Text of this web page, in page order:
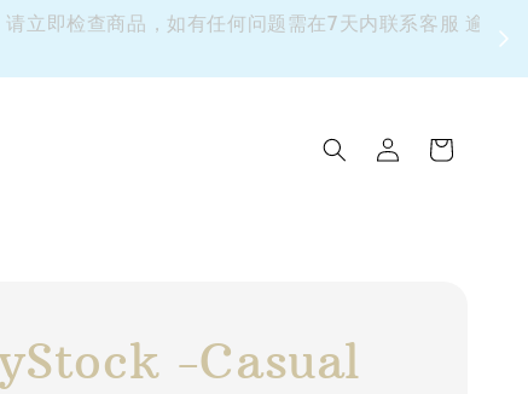
即检查商品，如有任何问题需在7天内联系客服 逾期
-Casual